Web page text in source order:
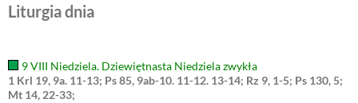
Liturgia dnia
9 VIII Niedziela. Dziewiętnasta Niedziela zwykła
1 Krl 19, 9a. 11-13; Ps 85, 9ab-10. 11-12. 13-14; Rz 9, 1-5; Ps 130, 5;
Mt 14, 22-33;